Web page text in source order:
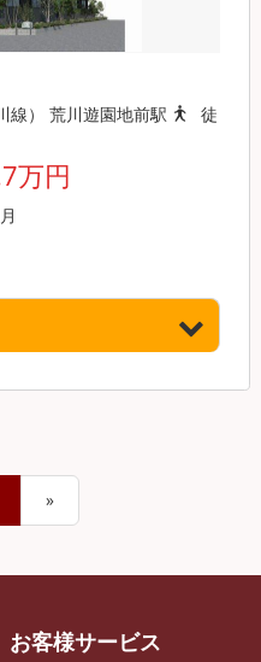
線） 荒川遊園地前駅
徒
万円
»
お客様サービス